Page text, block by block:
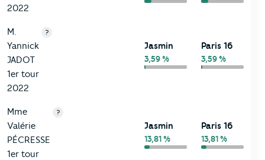
2022
M.
Yannick
JADOT
1er tour
2022
?
Jasmin
3,59 %
Paris 16
3,59 %
Mme
Valérie
PÉCRESSE
1er tour
?
Jasmin
13,81 %
Paris 16
13,81 %